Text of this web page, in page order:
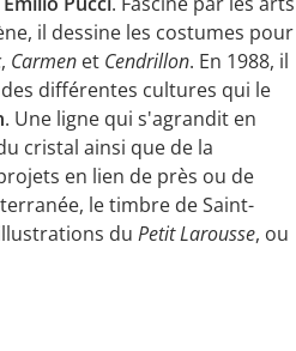
il dessine les costumes pour
, Carmen et Cendrillon. En 1988, il
différentes cultures qui le
. Une ligne qui s'agrandit en
cristal ainsi que de la
en lien de près ou de
le timbre de Saint-
du Petit Larousse, ou